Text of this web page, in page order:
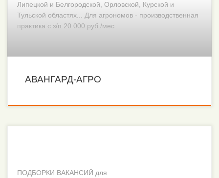
Липецкой и Белгородской, Орловской, Курской и
Тульской областях... Для агрономов - производственная
практика с з/п 20 000 руб./мес
АВАНГАРД-АГРО
ПОДБОРКИ ВАКАНСИЙ для